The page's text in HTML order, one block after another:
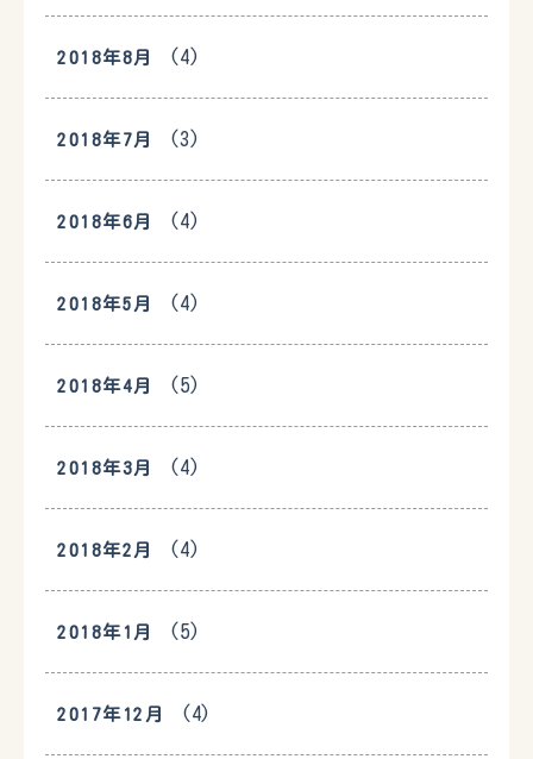
2018年8月 (4)
2018年7月 (3)
2018年6月 (4)
2018年5月 (4)
2018年4月 (5)
2018年3月 (4)
2018年2月 (4)
2018年1月 (5)
2017年12月 (4)